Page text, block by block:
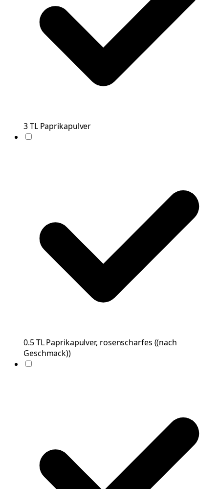
3TL Paprikapulver
0.5TL Paprikapulver, rosenscharfes ((nach
Geschmack))